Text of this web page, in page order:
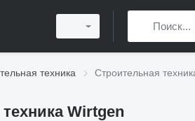
техника Строительная
Wirtgen